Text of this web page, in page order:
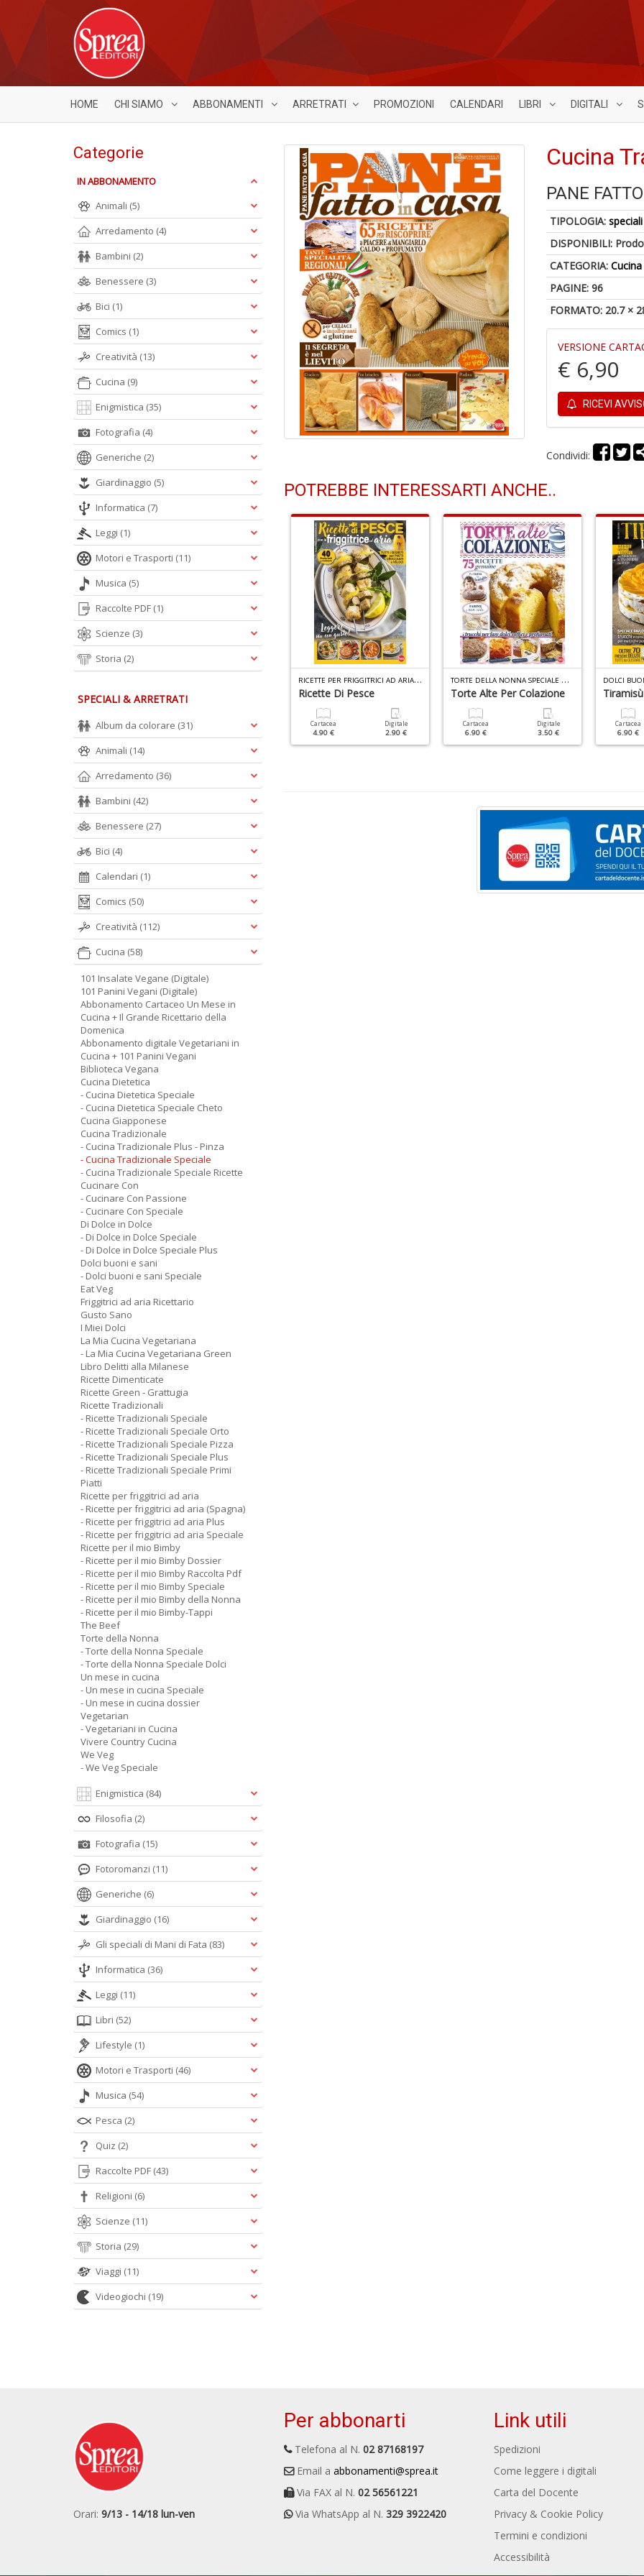
HOME CHI SIAMO ABBONAMENTI ARRETRATI PROMOZIONI CALENDARI LIBRI DIGITALI
Cucina
PANE
TIPOLOGIA:speciali
DISPONIBILI:
CATEGORIA:Cucina
PAGINE: 96
FORMATO: 20.7 ×
VERSIONE
€ 6,90
RICEVI
Condividi:
POTREBBE INTERESSARTI ANCHE..
Detox Con Gusto
Digitale
3.90 €
Insalate
Cartacea
7.90 €
Digitale
R
ICETTE PER FRIGGITRICI AD ARIA SPECIALE N.1
Ricette Di Pesce
Cartacea
4.90 €
Digitale
2.90 €
T
ORTE DELLA NONNA SPECIALE N.50
Torte Alte Per Colazione
Cartacea
6.90 €
Digitale
3.50 €
DOLCI
Tiramisù
Cartacea
6.90 €
Categorie
IN ABBONAMENTO
Animali (5)
Arredamento (4)
Bambini (2)
Benessere (3)
Bici (1)
Comics (1)
Creatività (13)
Cucina (9)
Enigmistica (35)
Fotografia (4)
Generiche (2)
Giardinaggio (5)
Informatica (7)
Leggi (1)
Motori e Trasporti (11)
Musica (5)
Raccolte PDF (1)
Scienze (3)
Storia (2)
SPECIALI & ARRETRATI
Album da colorare (31)
Animali (14)
Arredamento (36)
Bambini (42)
Benessere (27)
Bici (4)
Calendari (1)
Comics (50)
Creatività (112)
Cucina (58)
101 Insalate Vegane (Digitale)
101 Panini Vegani (Digitale)
Abbonamento Cartaceo Un Mese in
Cucina + Il Grande Ricettario della
Domenica
Abbonamento digitale Vegetariani in
Cucina + 101 Panini Vegani
Biblioteca Vegana
Cucina Dietetica
- Cucina Dietetica Speciale
- Cucina Dietetica Speciale Cheto
Cucina Giapponese
Cucina Tradizionale
- Cucina Tradizionale Plus - Pinza
- Cucina Tradizionale Speciale
- Cucina Tradizionale Speciale Ricette
Cucinare Con
- Cucinare Con Passione
- Cucinare Con Speciale
Di Dolce in Dolce
- Di Dolce in Dolce Speciale
- Di Dolce in Dolce Speciale Plus
Dolci buoni e sani
- Dolci buoni e sani Speciale
Eat Veg
Friggitrici ad aria Ricettario
Gusto Sano
I Miei Dolci
La Mia Cucina Vegetariana
- La Mia Cucina Vegetariana Green
Libro Delitti alla Milanese
Ricette Dimenticate
Ricette Green - Grattugia
Ricette Tradizionali
- Ricette Tradizionali Speciale
- Ricette Tradizionali Speciale Orto
- Ricette Tradizionali Speciale Pizza
- Ricette Tradizionali Speciale Plus
- Ricette Tradizionali Speciale Primi
Piatti
Ricette per friggitrici ad aria
- Ricette per friggitrici ad aria (Spagna)
- Ricette per friggitrici ad aria Plus
- Ricette per friggitrici ad aria Speciale
Ricette per il mio Bimby
- Ricette per il mio Bimby Dossier
- Ricette per il mio Bimby Raccolta Pdf
- Ricette per il mio Bimby Speciale
- Ricette per il mio Bimby della Nonna
- Ricette per il mio Bimby-Tappi
The Beef
Torte della Nonna
- Torte della Nonna Speciale
- Torte della Nonna Speciale Dolci
Un mese in cucina
- Un mese in cucina Speciale
- Un mese in cucina dossier
Vegetarian
- Vegetariani in Cucina
Vivere Country Cucina
We Veg
- We Veg Speciale
Enigmistica (84)
Filosofia (2)
Fotografia (15)
Fotoromanzi (11)
Generiche (6)
Giardinaggio (16)
Gli speciali di Mani di Fata (83)
Informatica (36)
Leggi (11)
Libri (52)
Lifestyle (1)
Motori e Trasporti (46)
Musica (54)
Pesca (2)
Quiz (2)
Raccolte PDF (43)
Religioni (6)
Scienze (11)
Storia (29)
Viaggi (11)
Videogiochi (19)
Orari: 9/13 - 14/18 lun-ven
Per abbonarti
Telefona al N. 02 87168197
Email a abbonamenti@sprea.it
Via FAX al N. 02 56561221
Via WhatsApp al N. 329 3922420
Link utili
Spedizioni
Come leggere i digitali
Carta del Docente
Privacy & Cookie Policy
Termini e condizioni
Accessibilità